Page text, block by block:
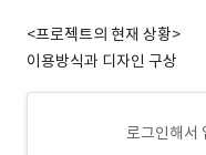
<프로젝트의 현재 상황>
이용방식과 디자인 구상
로그인해서